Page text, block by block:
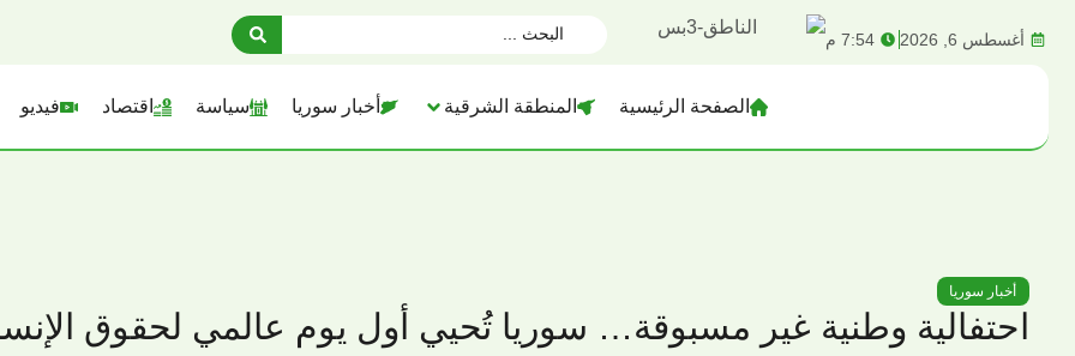
أغسطس 6, 2026 7:54 م
الصفحة الرئيسية المنطقة الشرقية أخبار سوريا سياسة اقتصاد فيديو
أخبار سوريا
احتفالية وطنية غير مسبوقة… سوريا تُحيي أول يوم عالمي لحقوق